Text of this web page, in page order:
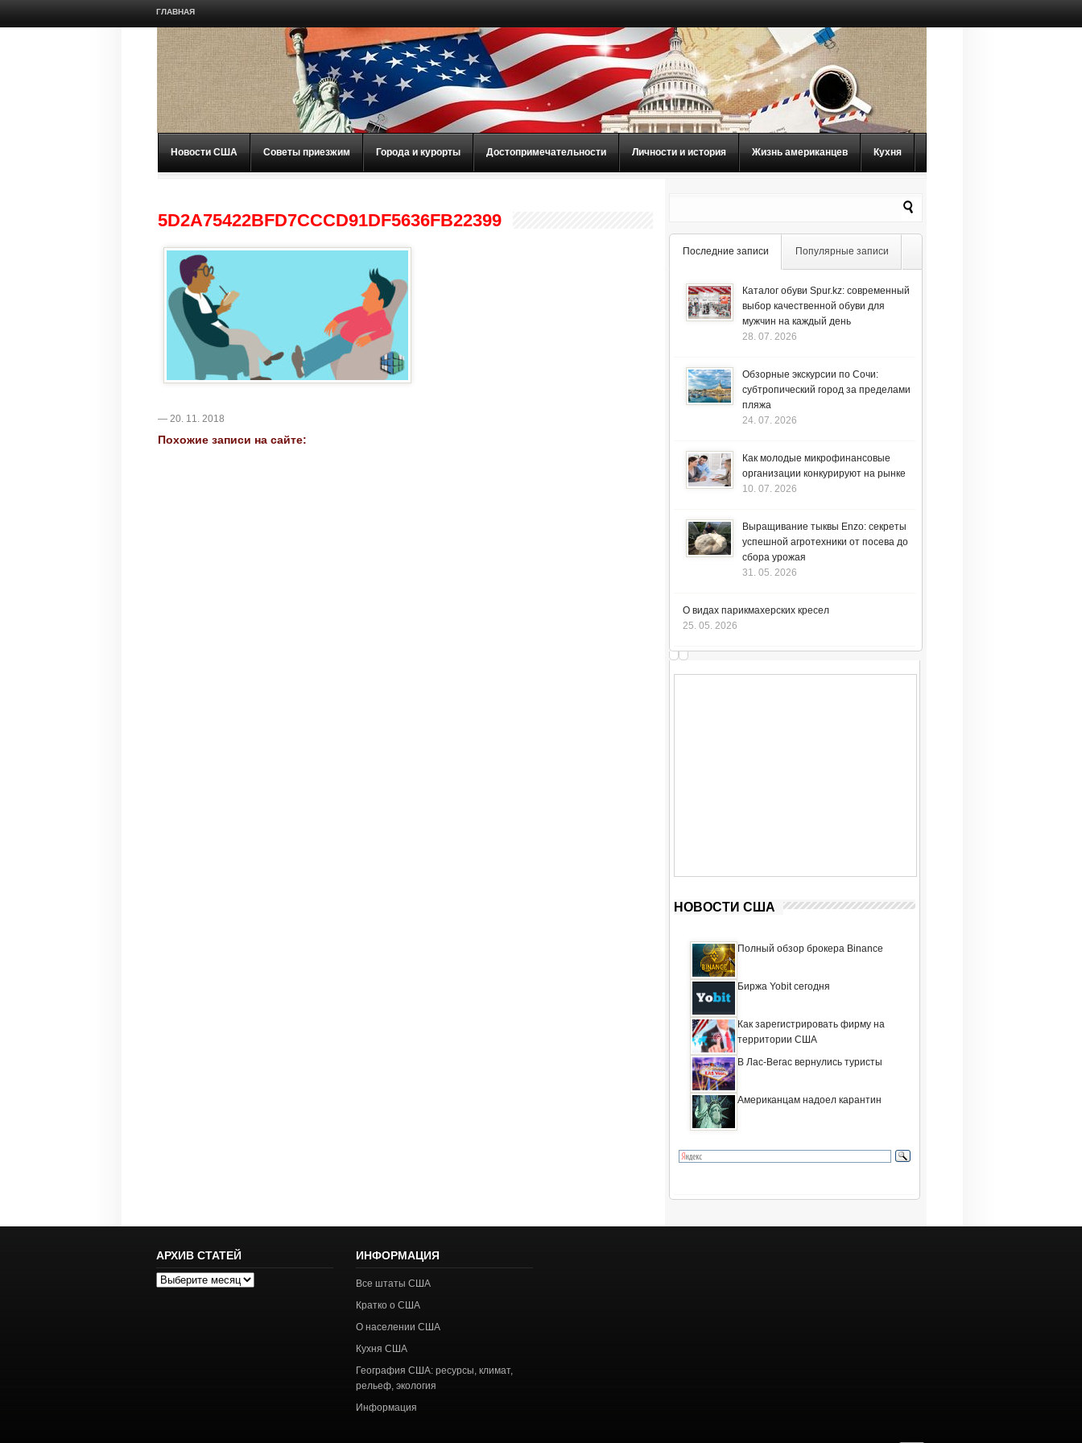
ГЛАВНАЯ
Новости США Советы приезжим Города и курорты Достопримечательности Личности и история Жизнь американцев Кухня
5D2A75422BFD7CCCD91DF5636FB22399
— 20. 11. 2018
Похожие записи на сайте:
Последние записи Популярные записи
Каталог обуви Spur.kz: современный
выбор качественной обуви для
мужчин на каждый день
28. 07. 2026
Обзорные экскурсии по Сочи:
субтропический город за пределами
пляжа
24. 07. 2026
Как молодые микрофинансовые
организации конкурируют на рынке
10. 07. 2026
Выращивание тыквы Enzo: секреты
успешной агротехники от посева до
сбора урожая
31. 05. 2026
О видах парикмахерских кресел
25. 05. 2026
НОВОСТИ США
Полный обзор брокера Binance
Биржа Yobit сегодня
Как зарегистрировать фирму на
территории США
В Лас-Вегас вернулись туристы
Американцам надоел карантин
АРХИВ СТАТЕЙ
Архив
ИНФОРМАЦИЯ
Все штаты США
Кратко о США
О населении США
Кухня США
География США: ресурсы, климат,
рельеф, экология
Информация